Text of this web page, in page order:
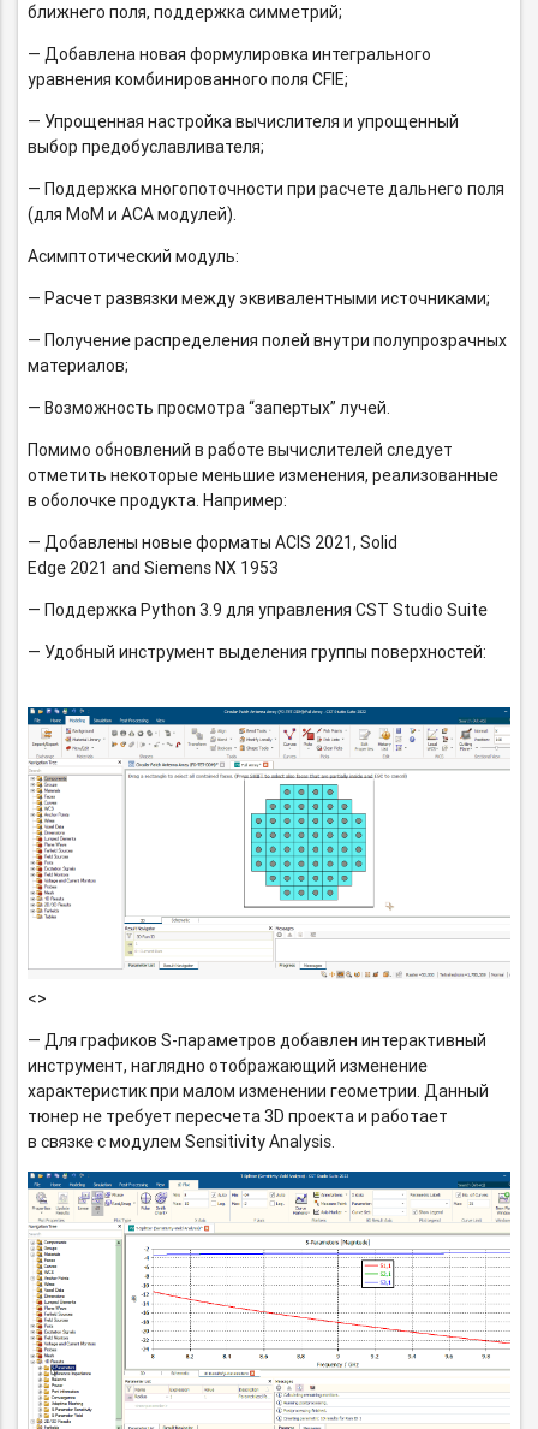
ближнего поля, поддержка симметрий;
— Добавлена новая формулировка интегрального
уравнения комбинированного поля CFIE;
— Упрощенная настройка вычислителя и упрощенный
выбор предобуславливателя;
— Поддержка многопоточности при расчете дальнего поля
(для MoM и ACA модулей).
Асимптотический модуль:
— Расчет развязки между эквивалентными источниками;
— Получение распределения полей внутри полупрозрачных
материалов;
— Возможность просмотра “запертых” лучей.
Помимо обновлений в работе вычислителей следует
отметить некоторые меньшие изменения, реализованные
в оболочке продукта. Например:
— Добавлены новые форматы ACIS 2021, Solid
Edge 2021 and Siemens NX 1953
— Поддержка Python 3.9 для управления CST Studio Suite
— Удобный инструмент выделения группы поверхностей:
<>
— Для графиковS-параметров добавлен интерактивный
инструмент, наглядно отображающий изменение
характеристик при малом изменении геометрии. Данный
тюнер не требует пересчета 3D проекта и работает
в связке с модулем Sensitivity Analysis.